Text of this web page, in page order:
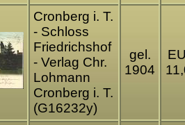
Cronberg i. T.
- Schloss
Friedrichshof
- Verlag Chr.
Lohmann
Cronberg i. T.
(G16232y)
gel.
1904